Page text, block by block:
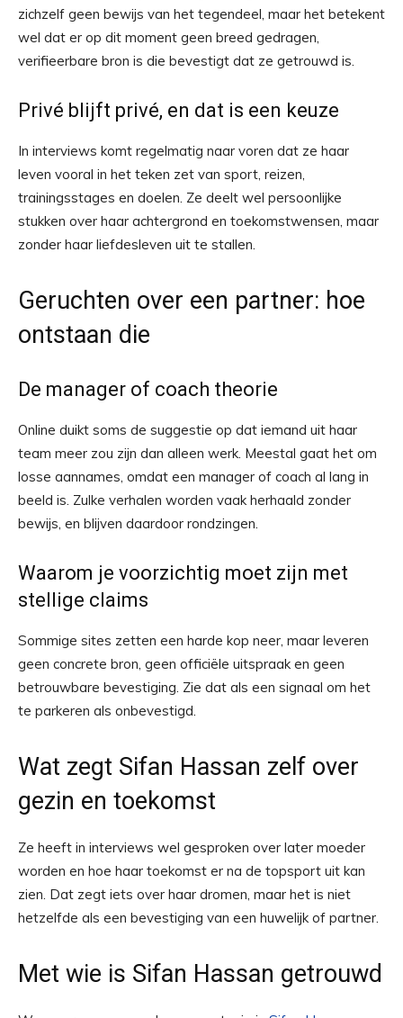
zichzelf geen bewijs van het tegendeel, maar het betekent
wel dat er op dit moment geen breed gedragen,
verifieerbare bron is die bevestigt dat ze getrouwd is.
Privé blijft privé, en dat is een keuze
In interviews komt regelmatig naar voren dat ze haar
leven vooral in het teken zet van sport, reizen,
trainingsstages en doelen. Ze deelt wel persoonlijke
stukken over haar achtergrond en toekomstwensen, maar
zonder haar liefdesleven uit te stallen.
Geruchten over een partner: hoe
ontstaan die
De manager of coach theorie
Online duikt soms de suggestie op dat iemand uit haar
team meer zou zijn dan alleen werk. Meestal gaat het om
losse aannames, omdat een manager of coach al lang in
beeld is. Zulke verhalen worden vaak herhaald zonder
bewijs, en blijven daardoor rondzingen.
Waarom je voorzichtig moet zijn met
stellige claims
Sommige sites zetten een harde kop neer, maar leveren
geen concrete bron, geen officiële uitspraak en geen
betrouwbare bevestiging. Zie dat als een signaal om het
te parkeren als onbevestigd.
Wat zegt Sifan Hassan zelf over
gezin en toekomst
Ze heeft in interviews wel gesproken over later moeder
worden en hoe haar toekomst er na de topsport uit kan
zien. Dat zegt iets over haar dromen, maar het is niet
hetzelfde als een bevestiging van een huwelijk of partner.
Met wie is Sifan Hassan getrouwd